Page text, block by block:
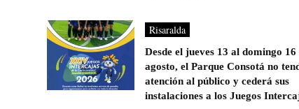
Risaralda
Desde el jueves 13 al domingo 16
agosto, el Parque Consotá no
atención al público y cederá sus
instalaciones a los Juegos